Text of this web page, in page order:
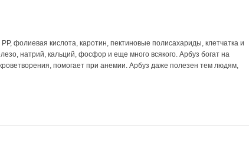
фолиевая кислота, каротин, пектиновые полисахариды, клетчатка и
натрий, кальций, фосфор и еще много всякого. Арбуз богат на
помогает при анемии. Арбуз даже полезен тем людям,